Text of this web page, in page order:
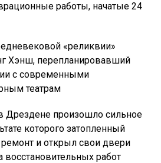
работы, начатые 24
«реликвии»
Хэнш, перепланировавший
с современными
театрам
Дрездене произошло сильное
которого затопленный
и открыл свои двери
работ